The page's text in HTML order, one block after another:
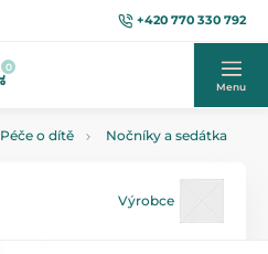
+420 770 330 792
0
Menu
Péče o dítě Nočníky a sedátka
Výrobce